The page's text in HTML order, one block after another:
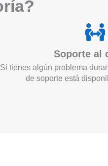
Soporte al
Si tienes algún problema
de soporte está